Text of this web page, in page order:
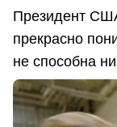
Президент
прекрасно
не способна